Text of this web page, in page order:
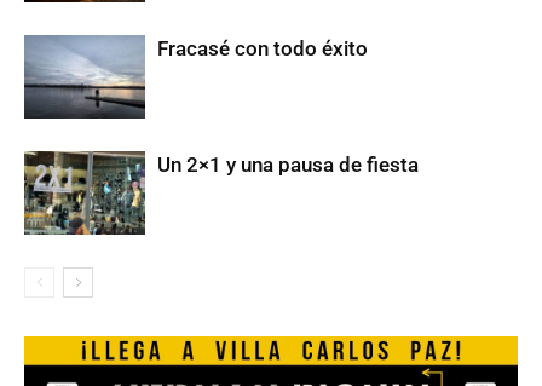
Fracasé con todo éxito
Un 2×1 y una pausa de fiesta